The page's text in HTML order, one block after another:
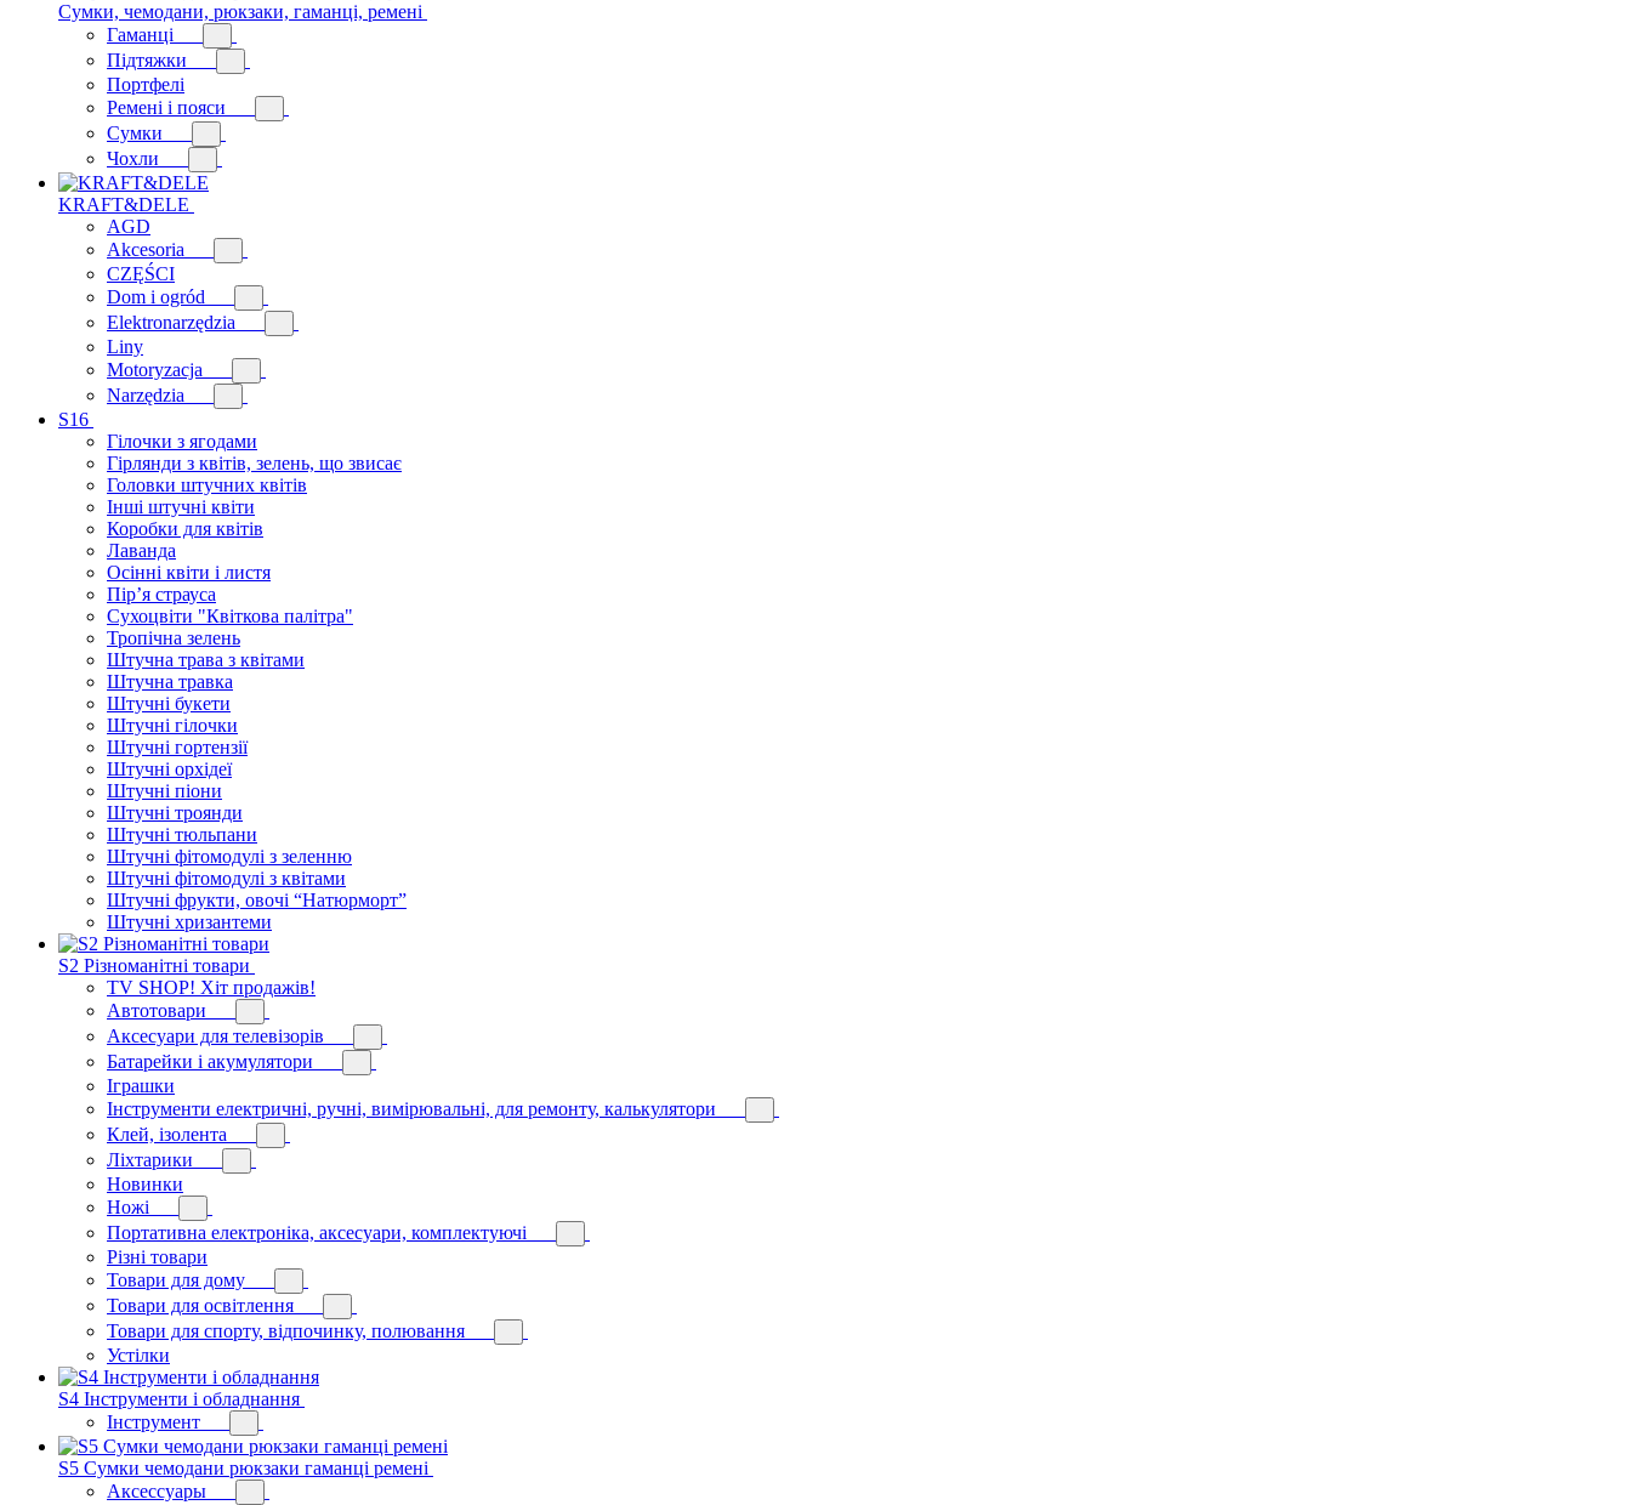
Сумки, чемодани, рюкзаки, гаманці, ремені
Гаманці
Підтяжки
Портфелі
Ремені і пояси
Сумки
Чохли
KRAFT&DELE
AGD
Akcesoria
CZĘŚCI
Dom i ogród
Elektronarzędzia
Liny
Motoryzacja
Narzędzia
S16
Гілочки з ягодами
Гірлянди з квітів, зелень, що звисає
Головки штучних квітів
Інші штучні квіти
Коробки для квітів
Лаванда
Осінні квіти і листя
Пір’я страуса
Сухоцвіти "Квіткова палітра"
Тропічна зелень
Штучна трава з квітами
Штучна травка
Штучні букети
Штучні гілочки
Штучні гортензії
Штучні орхідеї
Штучні піони
Штучні троянди
Штучні тюльпани
Штучні фітомодулі з зеленню
Штучні фітомодулі з квітами
Штучні фрукти, овочі “Натюрморт”
Штучні хризантеми
S2 Різноманітні товари
TV SHOP! Хіт продажів!
Автотовари
Аксесуари для телевізорів
Батарейки і акумулятори
Іграшки
Інструменти електричні, ручні, вимірювальні, для ремонту, калькулятори
Клей, ізолента
Ліхтарики
Новинки
Ножі
Портативна електроніка, аксесуари, комплектуючі
Різні товари
Товари для дому
Товари для освітлення
Товари для спорту, відпочинку, полювання
Устілки
S4 Інструменти і обладнання
Інструмент
S5 Сумки чемодани рюкзаки гаманці ремені
Аксессуары